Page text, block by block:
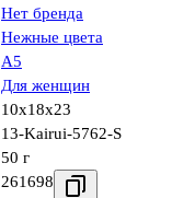
Нет бренда
Нежные цвета
А5
Для женщин
10x18x23
13-Kairui-5762-S
50 г
261698